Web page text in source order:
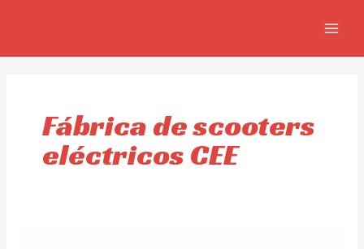
Fábrica de scooters
eléctricos CEE